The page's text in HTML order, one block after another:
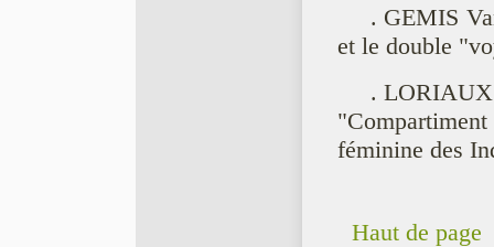
. GEMIS
et le double
. LORIAUX
féminine des
Haut de page